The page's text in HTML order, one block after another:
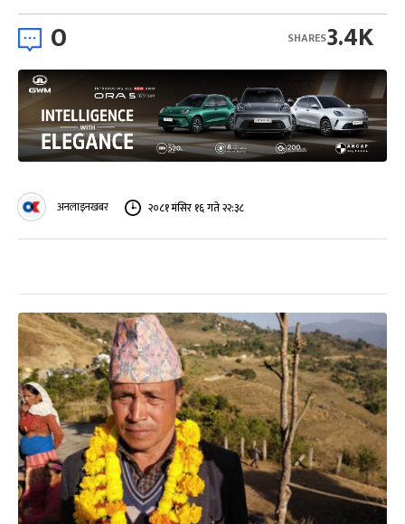
0 3.4K
SHARES
अनलाइनखबर २०८१ मंसिर १६ गते २२:३८